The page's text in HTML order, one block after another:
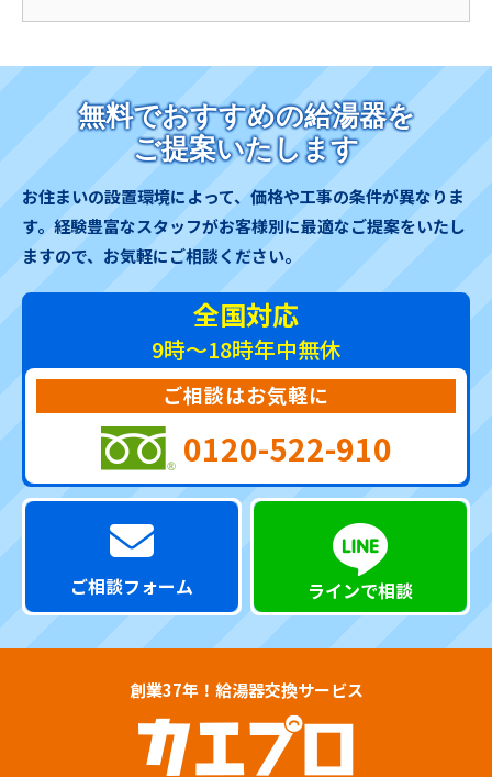
無料でおすすめの給湯器を
ご提案いたします
お住まいの設置環境によって、価格や工事の条件が異なりま
す。 経験豊富なスタッフがお客様別に最適なご提案をいたし
ますので、お気軽にご相談ください。
全国対応
9時～18時年中無休
ご相談はお気軽に
0120-522-910
ご相談フォーム ラインで相談
創業37年！給湯器交換サービス